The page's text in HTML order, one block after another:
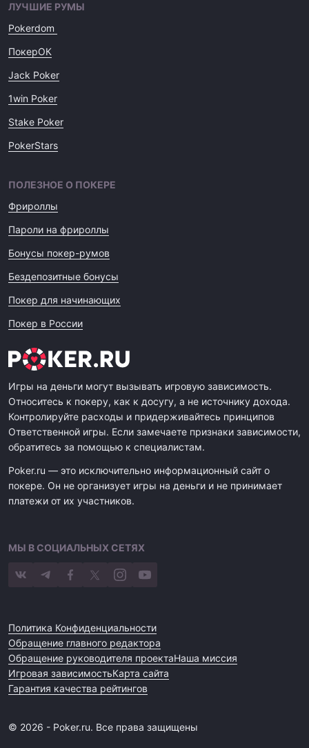
ЛУЧШИЕ РУМЫ
Pokerdom
ПокерОК
Jack Poker
1win Poker
Stake Poker
PokerStars
ПОЛЕЗНОЕ О ПОКЕРЕ
Фрироллы
Пароли на фрироллы
Бонусы покер-румов
Бездепозитные бонусы
Покер для начинающих
Покер в России
Игры на деньги могут вызывать игровую зависимость.
Относитесь к покеру, как к досугу, а не источнику дохода.
Контролируйте расходы и придерживайтесь принципов
Ответственной игры. Если замечаете признаки зависимости,
обратитесь за помощью к специалистам.
Poker.ru — это исключительно информационный сайт о
покере. Он не организует игры на деньги и не принимает
платежи от их участников.
МЫ В СОЦИАЛЬНЫХ СЕТЯХ
Политика Конфиденциальности
Обращение главного редактора
Обращение руководителя проектаНаша миссия
Игровая зависимостьКарта сайта
Гарантия качества рейтингов
© 2026 - Poker.ru. Все права защищены